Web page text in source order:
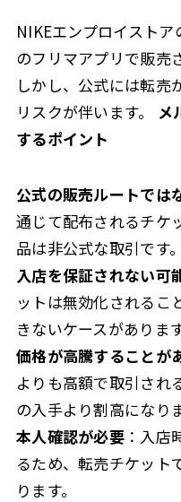
NIKEエンプロイスト
のフリマアプリで販売
しかし、公式には転売
リスクが伴います。 メ
するポイント
公式の販売ルートでは
通じて配布されるチケ
品は非公式な取引です。
入店を保証されない可
ットは無効化されるこ
きないケースがあります
価格が高騰することが
よりも高額で取引され
の入手より割高になり
本人確認が必要 ：入店
るため、転売チケット
ります。